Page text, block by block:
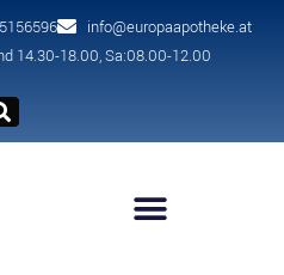
info@europaapotheke.at
14.30-18.00, Sa:08.00-12.00